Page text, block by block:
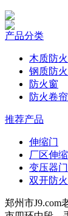
产品分类
木质防
钢质防
防火窗
防火卷
推荐产品
伸缩门
厂区伸
变压器门
双开防
郑州市J9.com